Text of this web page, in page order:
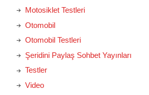
Motosiklet Testleri
Otomobil
Otomobil Testleri
Şeridini Paylaş Sohbet Yayınları
Testler
Video